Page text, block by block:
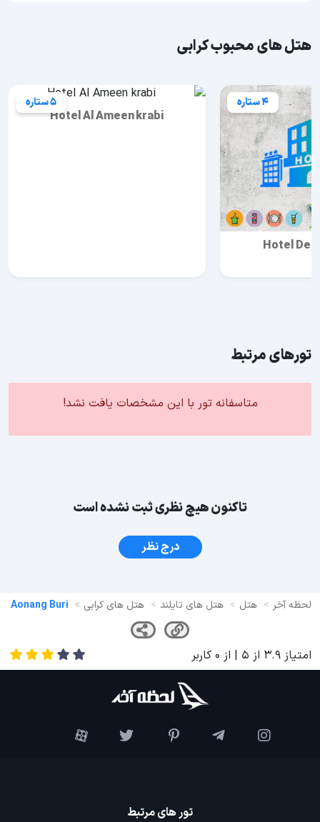
هتل های محبوب کرابی
4 ستاره
Hotel
5 ستاره
Hotel Al Ameen krabi
تورهای مرتبط
متاسفانه تور با این مشخصات یافت نشد!
تاکنون هیچ نظری ثبت نشده است
درج نظر
لحظه آخر هتل هتل های تایلند هتل های کرابی Aonang Buri
امتیاز 3.9 از 5 | از 0 کاربر
تور های مرتبط